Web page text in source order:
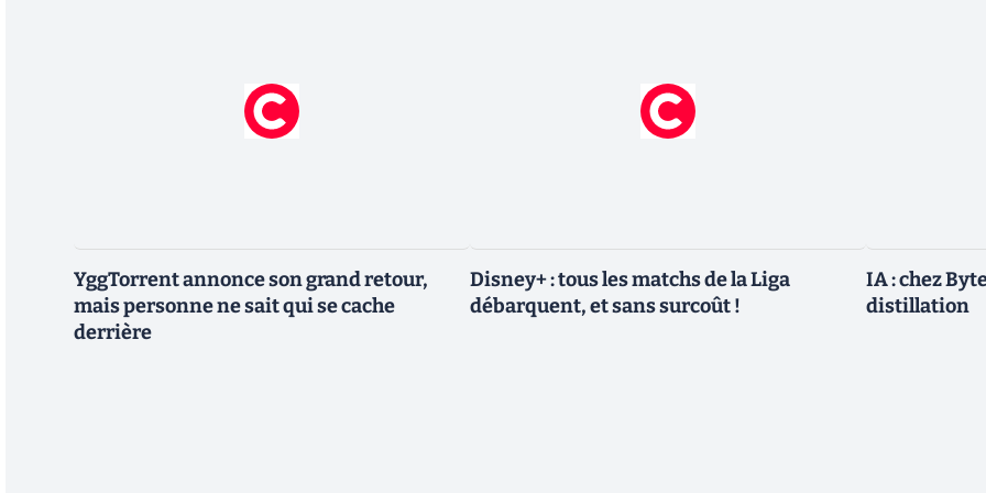
YggTorrent annonce son grand retour,
mais personne ne sait qui se cache
derrière
Disney+ : tous les matchs de la Liga
débarquent, et sans surcoût !
IA : chez
distillation